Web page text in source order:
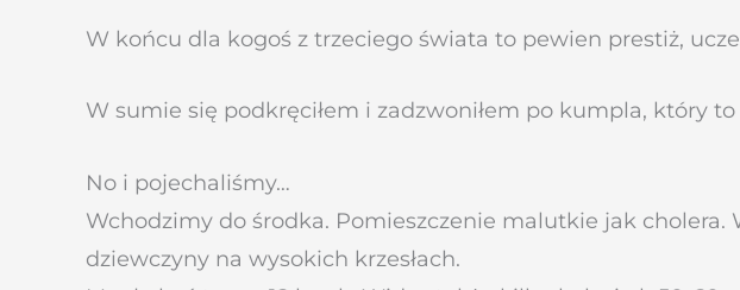
W końcu dla kogoś z trzeciego świata to pewien prestiż,
W sumie się podkręciłem i zadzwoniłem po kumpla, który
No i pojechaliśmy…
Wchodzimy do środka. Pomieszczenie malutkie jak cholera.
dziewczyny na wysokich krzesłach.